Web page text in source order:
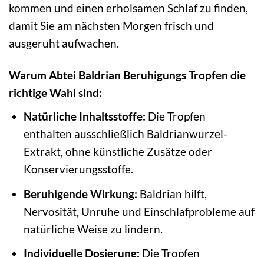
kommen und einen erholsamen Schlaf zu finden,
damit Sie am nächsten Morgen frisch und
ausgeruht aufwachen.
Warum Abtei Baldrian Beruhigungs Tropfen die
richtige Wahl sind:
Natürliche Inhaltsstoffe: Die Tropfen
enthalten ausschließlich Baldrianwurzel-
Extrakt, ohne künstliche Zusätze oder
Konservierungsstoffe.
Beruhigende Wirkung: Baldrian hilft,
Nervosität, Unruhe und Einschlafprobleme auf
natürliche Weise zu lindern.
Individuelle Dosierung: Die Tropfen